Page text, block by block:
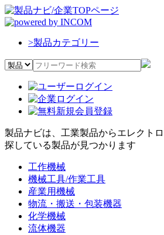
>製品カテゴリー
製品ナビは、工業製品からエレクト
探している製品が見つかります
工作機械
機械工具/作業工具
産業用機械
物流・搬送・包装機器
化学機械
流体機器